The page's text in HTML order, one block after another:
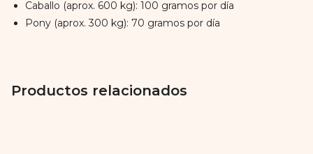
Caballo (aprox. 600 kg): 100 gramos por día
Pony (aprox. 300 kg): 70 gramos por día
Productos relacionados